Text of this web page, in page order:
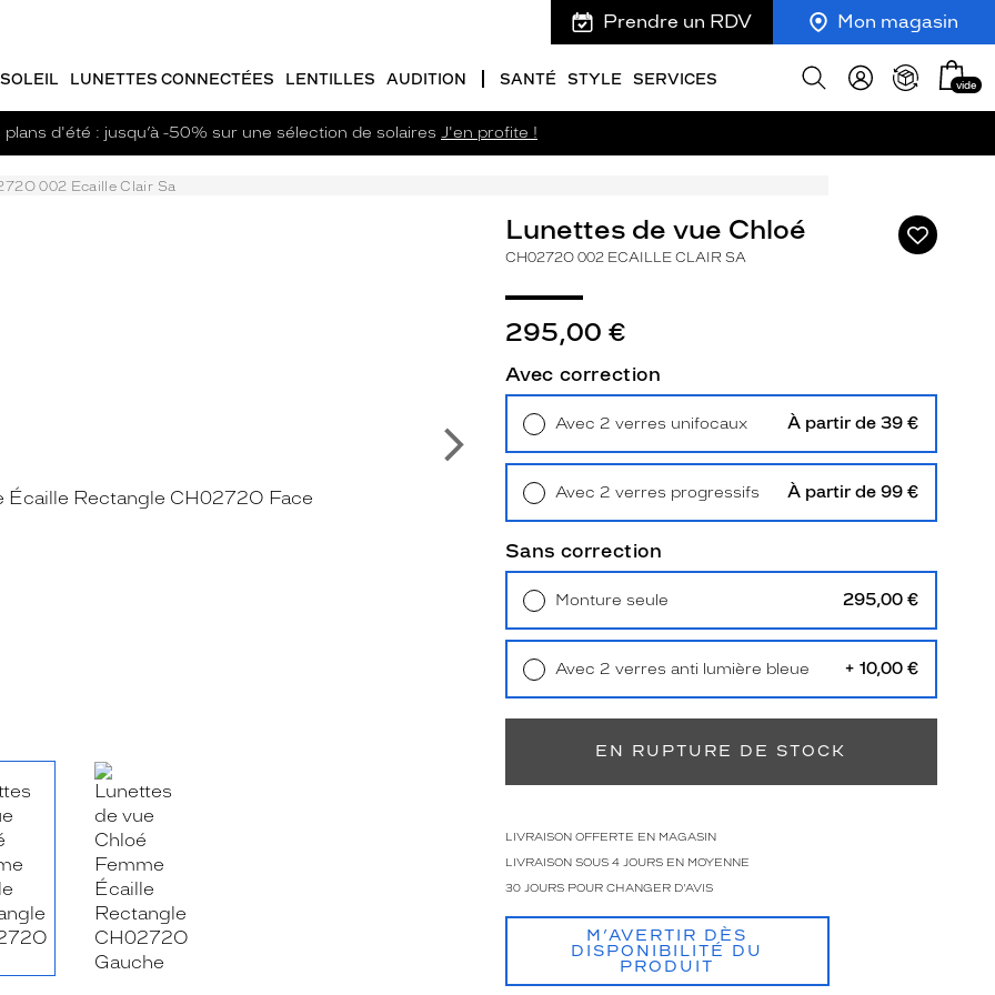
Prendre un RDV Mon magasin
LUNETTES CONNECTÉES LENTILLES AUDITION SANTÉ STYLE SERVICES
Afficher
Mon
panier
vide
plans d'été : jusqu’à -50% sur une sélection de solaires J'en profite !
002 Ecaille Clair Sa
Ajouter
à
Suivant
Lunettes de vue Chloé
CH0272O 002 ECAILLE CLAIR SA
295,00 €
Avec correction
Avec 2 verres unifocaux À partir de 39 €
Avec 2 verres progressifs À partir de 99 €
Sans correction
Monture seule 295,00 €
Retrait en magasin Offert
Avec 2 verres anti lumière bleue + 10,00 €
EN RUPTURE DE STOCK
LIVRAISON OFFERTE EN MAGASIN
LIVRAISON SOUS 4 JOURS EN MOYENNE
30 JOURS POUR CHANGER D'AVIS
M’AVERTIR DÈS
DISPONIBILITÉ DU
PRODUIT